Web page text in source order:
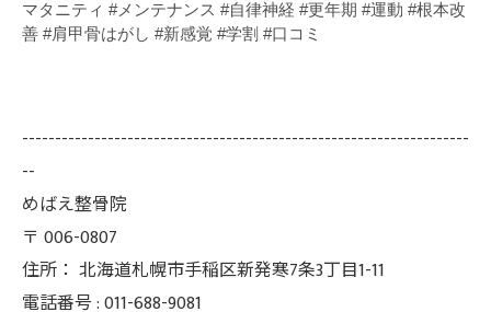
マタニティ #メンテナンス #自律神経 #更年期 #運動 #根本改
善 #肩甲骨はがし #新感覚 #学割 #口コミ
--------------------------------------------------------------------
--
めばえ整骨院
〒 006-0807
住所： 北海道札幌市手稲区新発寒7条3丁目1-11
電話番号 :011-688-9081